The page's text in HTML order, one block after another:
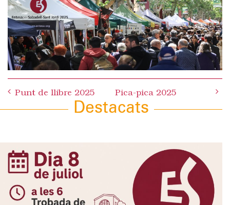
navigation
Punt de llibre 2025 Pica-pica 2025
Destacats